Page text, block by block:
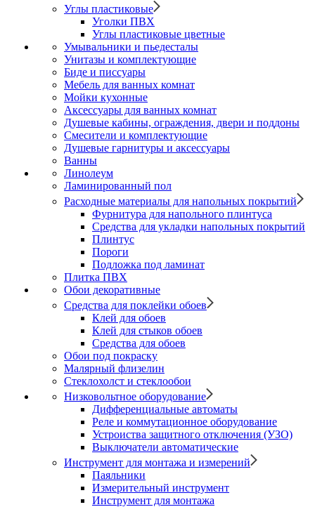
Углы пластиковые
Уголки ПВХ
Углы пластиковые цветные
Умывальники и пьедесталы
Унитазы и комплектующие
Биде и писсуары
Мебель для ванных комнат
Мойки кухонные
Аксессуары для ванных комнат
Душевые кабины, ограждения, двери и поддоны
Смесители и комплектующие
Душевые гарнитуры и аксессуары
Ванны
Линолеум
Ламинированный пол
Расходные материалы для напольных покрытий
Фурнитура для напольного плинтуса
Средства для укладки напольных покрытий
Плинтус
Пороги
Подложка под ламинат
Плитка ПВХ
Обои декоративные
Средства для поклейки обоев
Клей для обоев
Клей для стыков обоев
Средства для обоев
Обои под покраску
Малярный флизелин
Стеклохолст и стеклообои
Низковольтное оборудование
Дифференциальные автоматы
Реле и коммутационное оборудование
Устроиства защитного отключения (УЗО)
Выключатели автоматические
Инструмент для монтажа и измерений
Паяльники
Измерительный инструмент
Инструмент для монтажа